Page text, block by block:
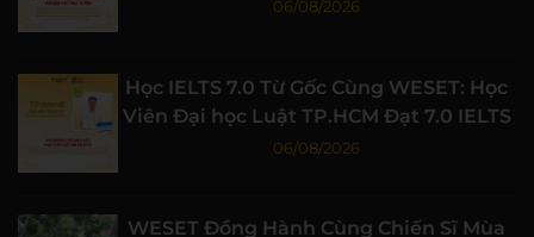
06/08/2026
Học IELTS 7.0 Từ Gốc Cùng WESET: Học
Viên Đại học Luật TP.HCM Đạt 7.0 IELTS
06/08/2026
WESET Đồng Hành Cùng Chiến Sĩ Mùa